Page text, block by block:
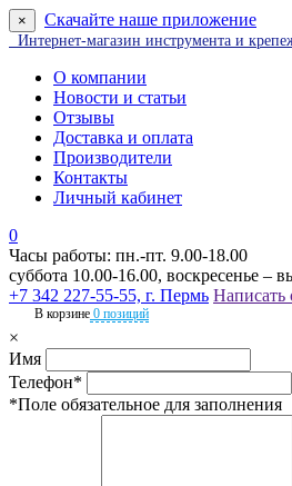
× Скачайте наше приложение
Интернет-магазин инструмента и
О компании
Новости и статьи
Отзывы
Доставка и оплата
Производители
Контакты
Личный кабинет
0
Часы работы: пн.-пт. 9.00-18.00
суббота 10.00-16.00, воскресенье –
+7 342 227-55-55, г. Пермь Написать
В корзине 0 позиций
×
Имя
Телефон*
*Поле обязательное для заполнения